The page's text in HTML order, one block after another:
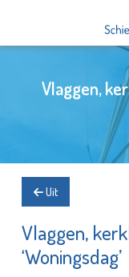
Vlaggen,
Uit
Vlaggen,
‘Woningsdag’